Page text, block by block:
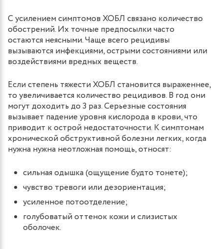
С усилением симптомов ХОБЛ связано количество
обострений. Их точные предпосылки часто
остаются неясными. Чаще всего рецидивы
вызываются инфекциями, острыми состояниями или
воздействиями вредных веществ.
Если степень тяжести ХОБЛ становится выраженнее,
то увеличивается количество рецидивов. В год они
могут доходить до 3 раз. Серьезные состояния
вызывает падение уровня кислорода в крови, что
приводит к острой недостаточности. К симптомам
хронической обструктивной болезни легких, когда
нужна нужна неотложная помощь, относят:
сильная одышка (ощущение будто тонете);
чувство тревоги или дезориентация;
усиленное потоотделение;
голубоватый оттенок кожи и слизистых
оболочек.